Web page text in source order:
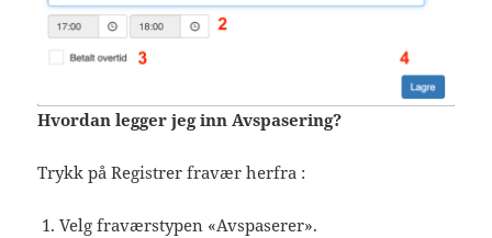
Hvordan legger jeg inn Avspasering?
Trykk på Registrer fravær herfra :
Velg fraværstypen «Avspaserer».